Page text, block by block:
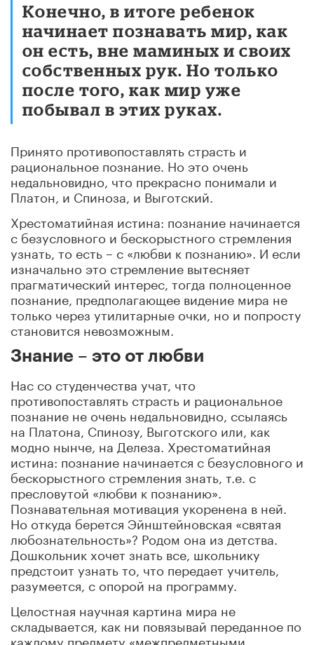
Конечно, в итоге ребенок
начинает познавать мир, как
он есть, вне маминых и своих
собственных рук. Но только
после того, как мир уже
побывал в этих руках.
Принято противопоставлять страсть и
рациональное познание. Но это очень
недальновидно, что прекрасно понимали и
Платон, и Спиноза, и Выготский.
Хрестоматийная истина: познание начинается
с безусловного и бескорыстного стремления
узнать, то есть – с «любви к познанию». И если
изначально это стремление вытесняет
прагматический интерес, тогда полноценное
познание, предполагающее видение мира не
только через утилитарные очки, но и попросту
становится невозможным.
Знание – это от любви
Нас со студенчества учат, что
противопоставлять страсть и рациональное
познание не очень недальновидно, ссылаясь
на Платона, Спинозу, Выготского или, как
модно нынче, на Делеза. Хрестоматийная
истина: познание начинается с безусловного и
бескорыстного стремления знать, т.е. с
пресловутой «любви к познанию».
Познавательная мотивация укоренена в ней.
Но откуда берется Эйнштейновская «святая
любознательность»? Родом она из детства.
Дошкольник хочет знать все, школьнику
предстоит узнать то, что передает учитель,
разумеется, с опорой на программу.
Целостная научная картина мира не
складывается, как ни повязывай переданное по
каждому предмету «межпредметными